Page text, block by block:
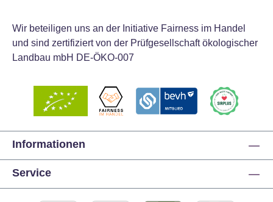
Wir beteiligen uns an der Initiative Fairness im Handel
und sind zertifiziert von der Prüfgesellschaft ökologischer
Landbau mbH DE-ÖKO-007
Informationen
Service